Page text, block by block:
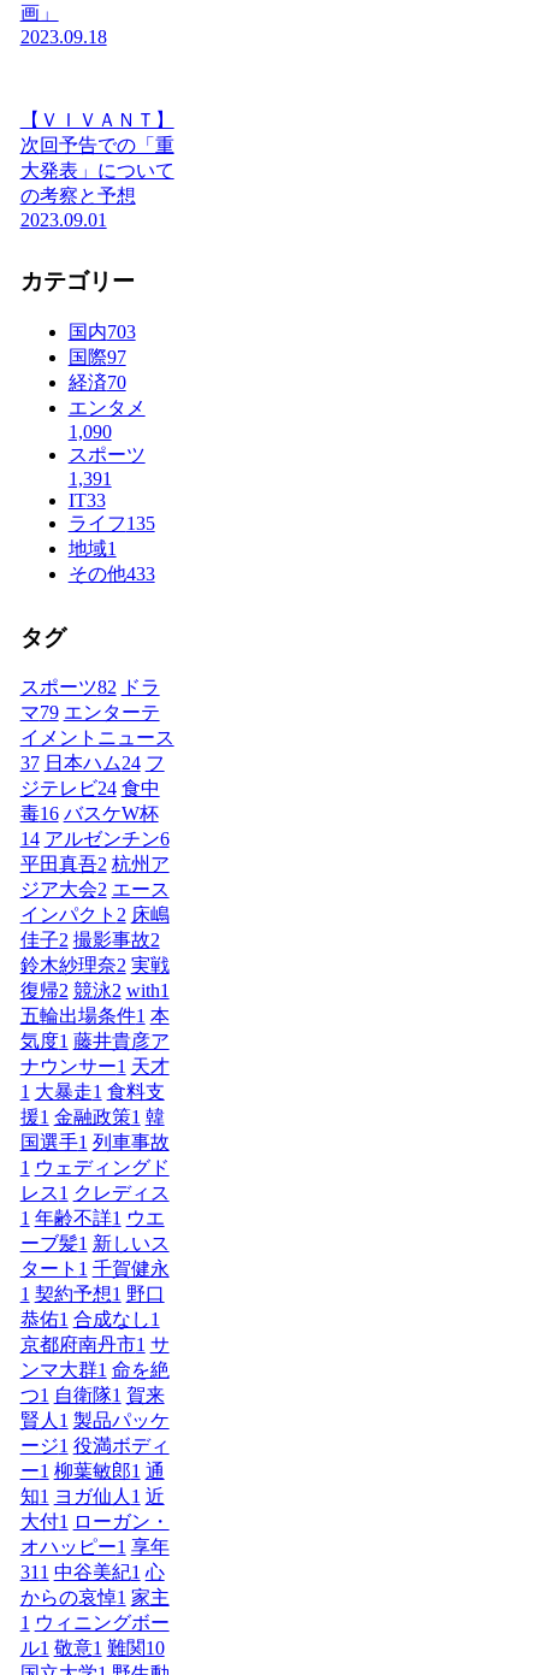
画」
2023.09.18
【ＶＩＶＡＮＴ】
次回予告での「重
大発表」について
の考察と予想
2023.09.01
カテゴリー
国内703
国際97
経済70
エンタメ
1,090
スポーツ
1,391
IT33
ライフ135
地域1
その他433
タグ
スポーツ82 ドラ
マ79 エンターテ
イメントニュース
37 日本ハム24 フ
ジテレビ24 食中
毒16 バスケW杯
14 アルゼンチン6
平田真吾2 杭州ア
ジア大会2 エース
インパクト 2 床嶋
佳子2 撮影事故2
鈴木紗理奈2 実戦
復帰2 競泳2 with1
五輪出場条件1 本
気度1 藤井貴彦ア
ナウンサー1 天才
1 大暴走1 食料支
援1 金融政策1 韓
国選手1 列車事故
1 ウェディングド
レス1 クレディス
1 年齢不詳1 ウエ
ーブ髪1 新しいス
タート 1 千賀健永
1 契約予想1 野口
恭佑1 合成なし1
京都府南丹市1 サ
ンマ大群1 命を絶
つ1 自衛隊1 賀来
賢人 1 製品パッケ
ージ1 役満ボディ
ー1 柳葉敏郎1 通
知1 ヨガ仙人 1 近
大付1 ローガン・
オハッピー1 享年
31 1 中谷美紀1 心
からの哀悼1 家主
1 ウィニングボー
ル1 敬意1 難関10